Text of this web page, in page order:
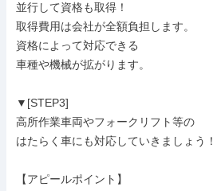
並行して資格も取得！
取得費用は会社が全額負担します。
資格によって対応できる
車種や機械が拡がります。
▼[STEP3]
高所作業車両やフォークリフト等の
はたらく車にも対応していきましょう！
【アピールポイント】